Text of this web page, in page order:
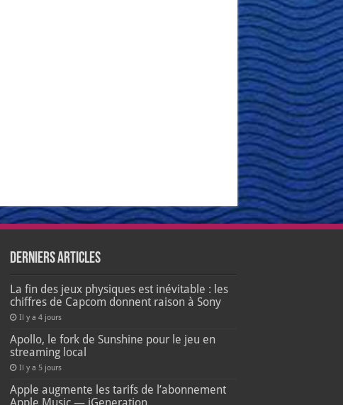
Derniers articles
La fin des jeux physiques est inévitable : les
chiffres de Capcom donnent raison à Sony
Il y a 4 jours
Apollo, le fork de Sunshine pour le jeu en
streaming local
Il y a 5 jours
Apple augmente les tarifs de l’abonnement
Apple Music — iGeneration